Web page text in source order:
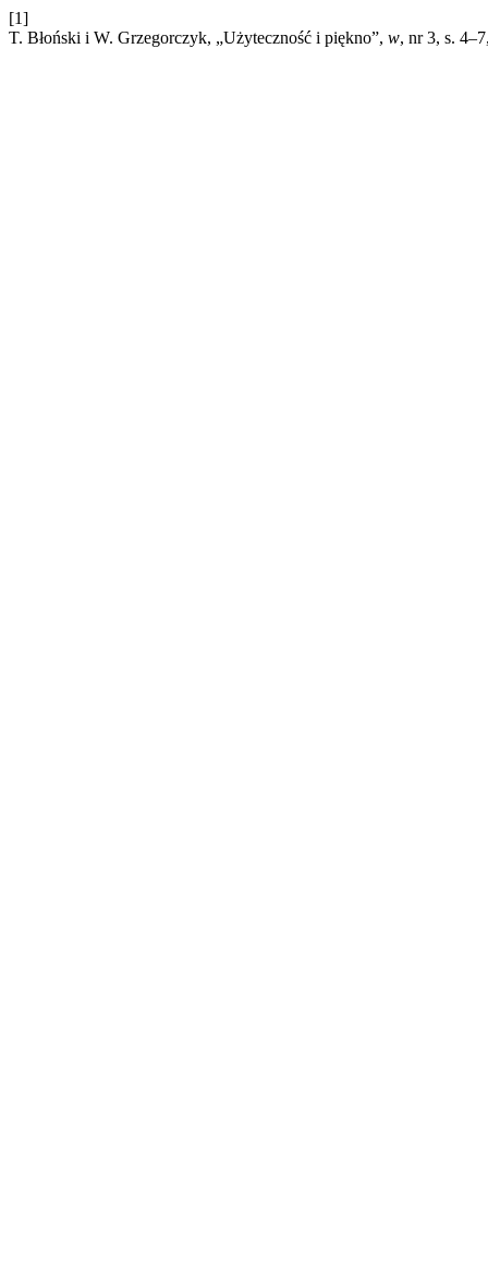
[1]
T. Błoński i W. Grzegorczyk, „Użyteczność i piękno”, w, nr 3, s.